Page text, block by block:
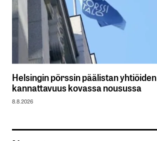
Helsingin pörssin päälistan yhtiöiden
kannattavuus kovassa nousussa
8.8.2026